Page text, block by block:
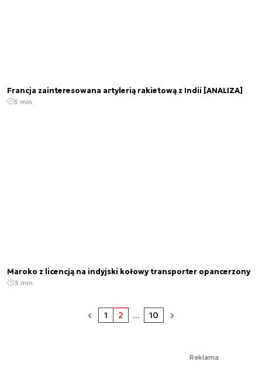
Francja zainteresowana artylerią rakietową z Indii [ANALIZA]
5 min.
Maroko z licencją na indyjski kołowy transporter opancerzony
3 min.
1 2 ... 10
Reklama